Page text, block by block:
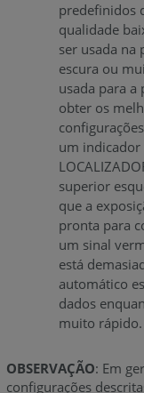
predefinidos
qualidade
ser usada na
escura ou
usada para a
obter os
um indicador
superior
que a
pronta para
um sinal
está
automático
dados
muito rápido.
OBSERVAÇÃO: Em
configurações